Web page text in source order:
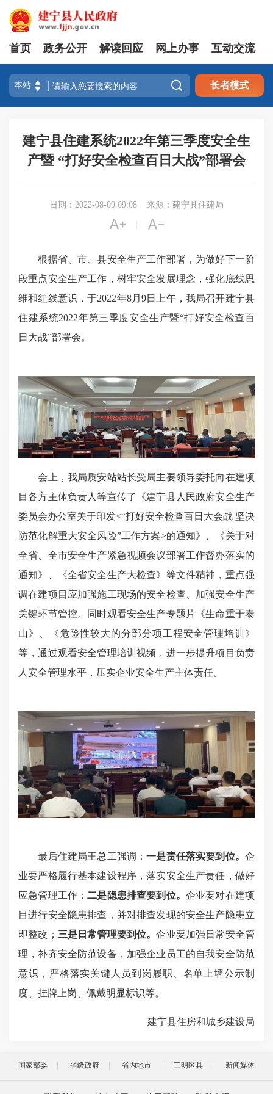
首页 政务公开 解读回应 网上办事 互动交流
 长者模式
建宁县住建系统2022年第三季度安全生
产暨 “打好安全检查百日大战”部署会
日期：2022-08-09 09:08 来源：建宁县住建局
 
根据省、市、县安全生产工作部署，为做好下一阶
段重点安全生产工作，树牢安全发展理念，强化底线思
维和红线意识，于2022年8月9日上午，我局召开建宁县
住建系统2022年第三季度安全生产暨“打好安全检查百
日大战”部署会。
会上，我局质安站站长受局主要领导委托向在建项
目各方主体负责人等宣传了《建宁县人民政府安全生产
委员会办公室关于印发<“打好安全检查百日大会战 坚决
防范化解重大安全风险”工作方案>的通知》、《关于对
全省、全市安全生产紧急视频会议部署工作督办落实的
通知》、《全省安全生产大检查》等文件精神，重点强
调在建项目应加强施工现场的安全检查、加强安全生产
关键环节管控。同时观看安全生产专题片《生命重于泰
山》、《危险性较大的分部分项工程安全管理培训》
等，通过观看安全管理培训视频，进一步提升项目负责
人安全管理水平，压实企业安全生产主体责任。
最后住建局王总工强调：一是责任落实要到位。企
业要严格履行基本建设程序，落实安全生产责任，做好
应急管理工作；二是隐患排查要到位。 企业要对在建项
目进行安全隐患排查，并对排查发现的安全生产隐患立
即整改； 三是日常管理要到位。企业要加强日常安全管
理，补齐安全防范设备，加强企业员工的自我安全防范
意识，严格落实关键人员到岗履职、名单上墙公示制
度、挂牌上岗、佩戴明显标识等。
建宁县住房和城乡建设局
国家部委 省级政府 省内地市 三明区县 新闻媒体